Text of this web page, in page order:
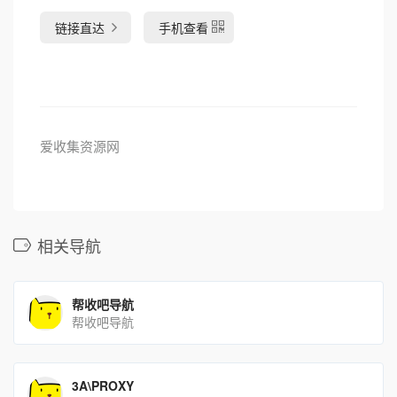
链接直达 手机查看
爱收集资源网
相关导航
帮收吧导航
帮收吧导航
3A\PROXY